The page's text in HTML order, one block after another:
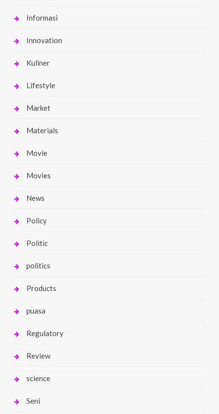
Informasi
Innovation
Kuliner
Lifestyle
Market
Materials
Movie
Movies
News
Policy
Politic
politics
Products
puasa
Regulatory
Review
science
Seni